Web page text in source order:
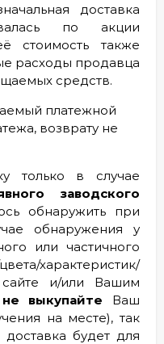
доставка
по акции
стоимость также
расходы продавца
средств.
платежной
возврату не
только в случае
заводского
обнаружить при
обнаружения у
или частичного
характеристик/
и/или Вашим
не выкупайте Ваш
на месте), так
будет для